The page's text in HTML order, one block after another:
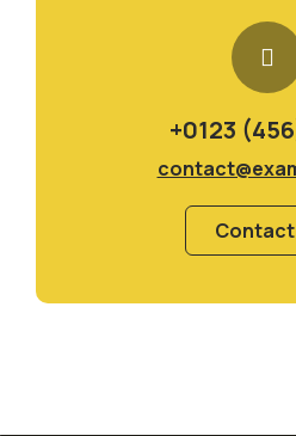
+0123
Contact